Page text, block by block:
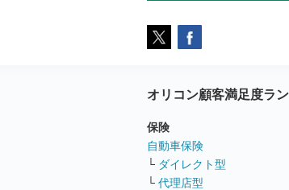
オリコン顧客満足度ラ
保険
自動車保険
└ ダイレクト型
└ 代理店型